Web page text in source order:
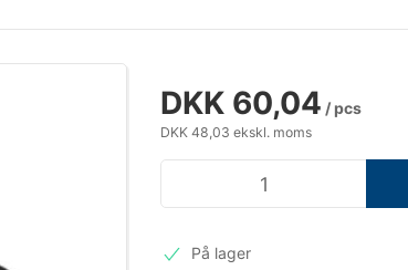
DKK 60,04 / pcs
DKK 48,03 ekskl. moms
På lager